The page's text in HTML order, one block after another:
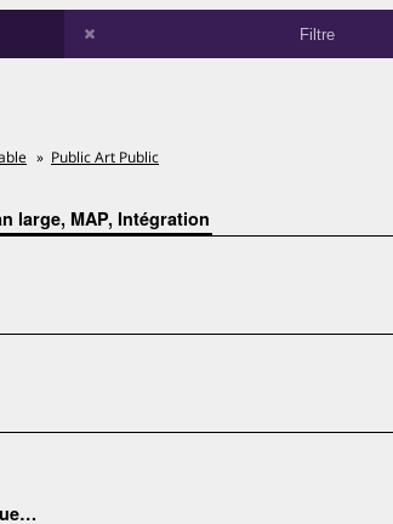
Public Art Public
large, MAP, Intégration